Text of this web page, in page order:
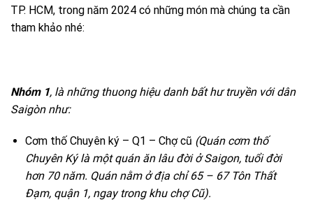
TP. HCM, trong năm 2024 có những món mà chúng ta cần
tham khảo nhé:
Nhóm 1, là những thuong hiệu danh bất hư truyền với dân
Saigòn như:
Cơm thố Chuyên ký – Q1 – Chợ cũ (Quán cơm thố
Chuyên Ký là một quán ăn lâu đời ở Saigon, tuổi đời
hơn 70 năm. Quán nằm ở địa chỉ 65 – 67 Tôn Thất
Đạm, quận 1, ngay trong khu chợ Cũ).